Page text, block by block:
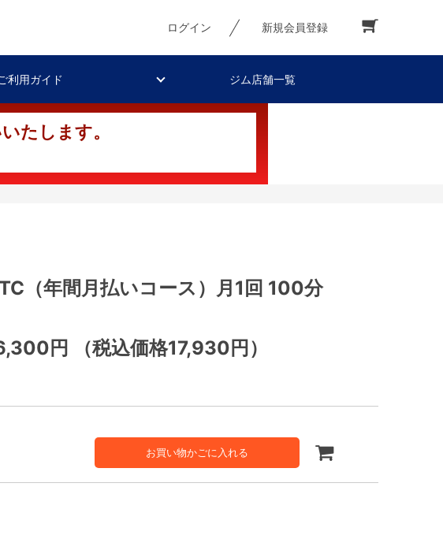
ログイン 新規会員登録
利用ガイド ジム店舗一覧
たします。
（年間月払いコース）月1回 100分
円 （税込価格17,930円）
お買い物かごに入れる